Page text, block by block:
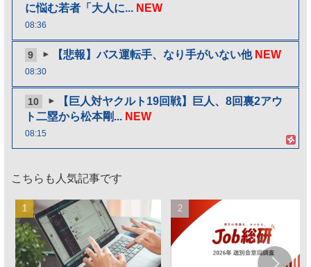
に悩む若者「大人に... NEW
08:36
9 【悲報】バス運転手、なり手がいない他 NEW
08:30
10
【巨人対ヤクルト19回戦】巨人、8回裏2アウ
ト二塁から松本剛... NEW
08:15
こちらも人気記事です